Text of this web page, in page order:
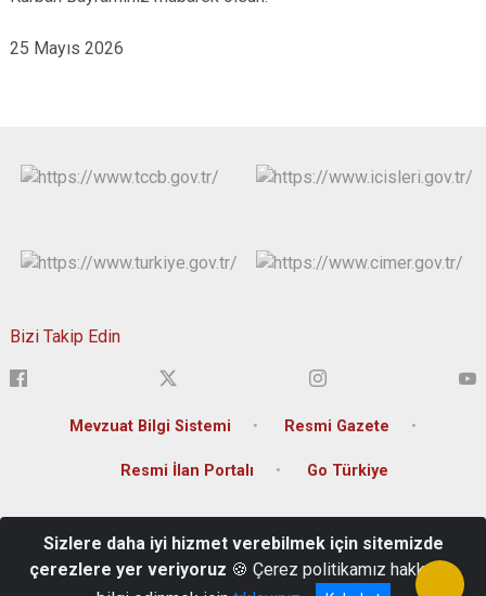
25 Mayıs 2026
Bizi Takip Edin
Mevzuat Bilgi Sistemi Resmi Gazete
Resmi İlan Portalı Go Türkiye
Haziran Atatürk Kültür Sarayı)
+90 (356) 214 10 01
Sizlere daha iyi hizmet verebilmek için sitemizde
çerezlere yer veriyoruz 🍪 Çerez politikamız hakkında